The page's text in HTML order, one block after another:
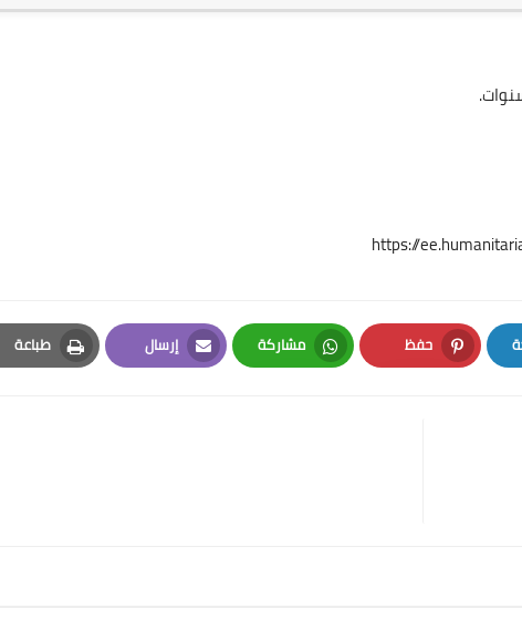
https://
حفظ
Pinterest
مشاركة
Whatsapp
إرسال
Email
طباعة
Print